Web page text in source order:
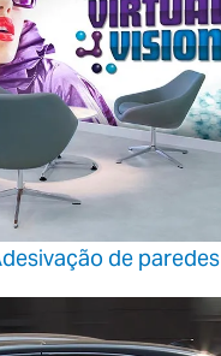
de paredes